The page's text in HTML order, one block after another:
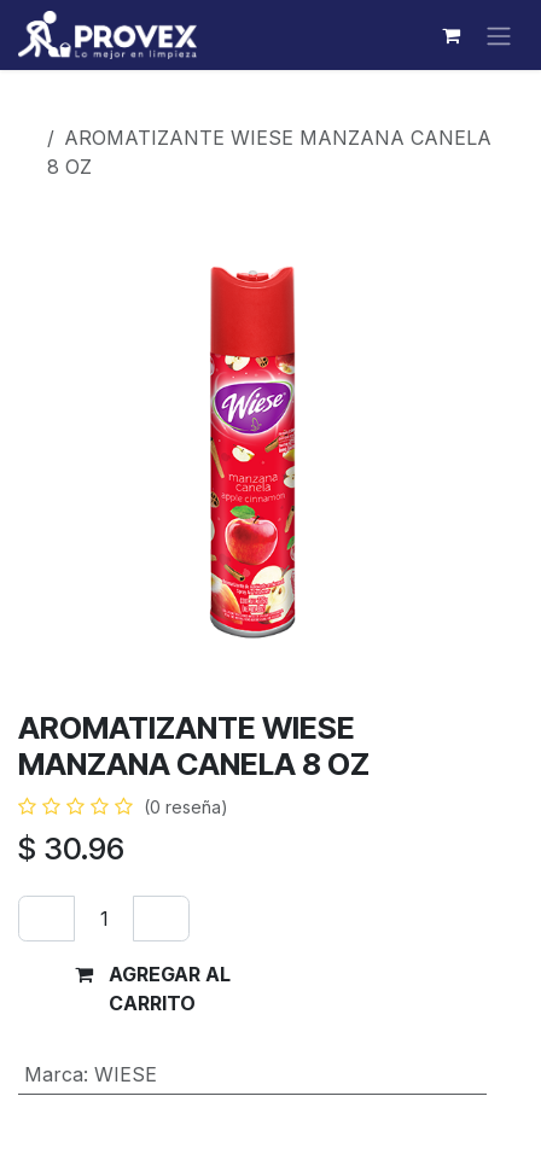
Ir al contenido
AROMATIZANTE WIESE MANZANA CANELA
8 OZ
AROMATIZANTE WIESE
MANZANA CANELA 8 OZ
(0 reseña)
$ 30.96
AGREGAR AL
CARRITO
Marca: WIESE